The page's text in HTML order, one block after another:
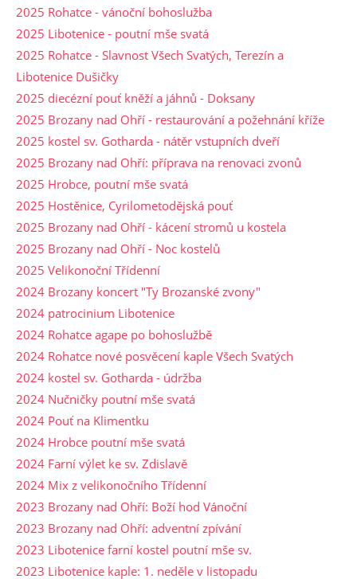
2025 Rohatce - vánoční bohoslužba
2025 Libotenice - poutní mše svatá
2025 Rohatce - Slavnost Všech Svatých, Terezín a
Libotenice Dušičky
2025 diecézní pouť kněží a jáhnů - Doksany
2025 Brozany nad Ohří - restaurování a požehnání kříže
2025 kostel sv. Gotharda - nátěr vstupních dveří
2025 Brozany nad Ohří: příprava na renovaci zvonů
2025 Hrobce, poutní mše svatá
2025 Hostěnice, Cyrilometodějská pouť
2025 Brozany nad Ohří - kácení stromů u kostela
2025 Brozany nad Ohří - Noc kostelů
2025 Velikonoční Třídenní
2024 Brozany koncert "Ty Brozanské zvony"
2024 patrocinium Libotenice
2024 Rohatce agape po bohoslužbě
2024 Rohatce nové posvěcení kaple Všech Svatých
2024 kostel sv. Gotharda - údržba
2024 Nučničky poutní mše svatá
2024 Pouť na Klimentku
2024 Hrobce poutní mše svatá
2024 Farní výlet ke sv. Zdislavě
2024 Mix z velikonočního Třídenní
2023 Brozany nad Ohří: Boží hod Vánoční
2023 Brozany nad Ohří: adventní zpívání
2023 Libotenice farní kostel poutní mše sv.
2023 Libotenice kaple: 1. neděle v listopadu